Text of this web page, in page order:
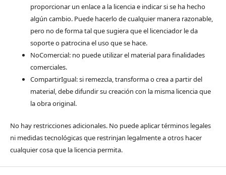
proporcionar un enlace a la licencia e indicar si se ha hecho
algún cambio. Puede hacerlo de cualquier manera razonable,
pero no de forma tal que sugiera que el licenciador le da
soporte o patrocina el uso que se hace.
NoComercial: no puede utilizar el material para finalidades
comerciales.
CompartirIgual: si remezcla, transforma o crea a partir del
material, debe difundir su creación con la misma licencia que
la obra original.
No hay restricciones adicionales. No puede aplicar términos legales
ni medidas tecnológicas que restrinjan legalmente a otros hacer
cualquier cosa que la licencia permita.